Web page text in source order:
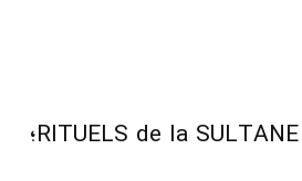
هنر زیبایی با برند RITUELS de la SULTANE؛